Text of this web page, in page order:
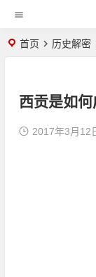
首页 历史解密
西贡是如
2017年3月12